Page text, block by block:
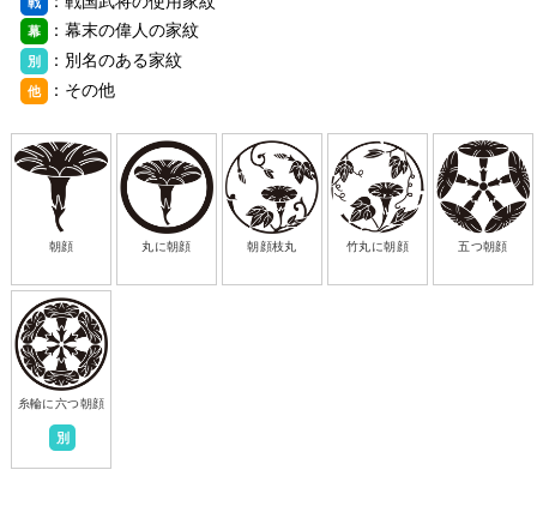
幕 ：幕末の偉人の家紋
別 ：別名のある家紋
他 ：その他
朝顔 丸に朝顔 朝顔枝丸 竹丸に朝顔 五つ朝顔
糸輪に六つ朝顔
別